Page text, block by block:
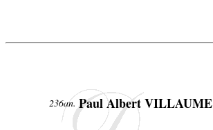
236an. Paul Albert VILLAUME